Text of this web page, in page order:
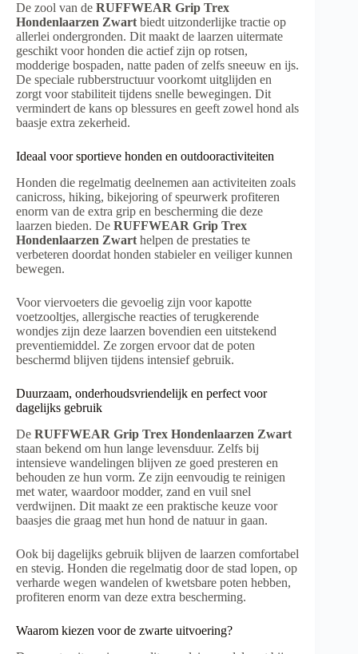
De zool van de RUFFWEAR Grip Trex
Hondenlaarzen Zwart biedt uitzonderlijke tractie op
allerlei ondergronden. Dit maakt de laarzen uitermate
geschikt voor honden die actief zijn op rotsen,
modderige bospaden, natte paden of zelfs sneeuw en ijs.
De speciale rubberstructuur voorkomt uitglijden en
zorgt voor stabiliteit tijdens snelle bewegingen. Dit
vermindert de kans op blessures en geeft zowel hond als
baasje extra zekerheid.
Ideaal voor sportieve honden en outdooractiviteiten
Honden die regelmatig deelnemen aan activiteiten zoals
canicross, hiking, bikejoring of speurwerk profiteren
enorm van de extra grip en bescherming die deze
laarzen bieden. De RUFFWEAR Grip Trex
Hondenlaarzen Zwart helpen de prestaties te
verbeteren doordat honden stabieler en veiliger kunnen
bewegen.
Voor viervoeters die gevoelig zijn voor kapotte
voetzooltjes, allergische reacties of terugkerende
wondjes zijn deze laarzen bovendien een uitstekend
preventiemiddel. Ze zorgen ervoor dat de poten
beschermd blijven tijdens intensief gebruik.
Duurzaam, onderhoudsvriendelijk en perfect voor
dagelijks gebruik
De RUFFWEAR Grip Trex Hondenlaarzen Zwart
staan bekend om hun lange levensduur. Zelfs bij
intensieve wandelingen blijven ze goed presteren en
behouden ze hun vorm. Ze zijn eenvoudig te reinigen
met water, waardoor modder, zand en vuil snel
verdwijnen. Dit maakt ze een praktische keuze voor
baasjes die graag met hun hond de natuur in gaan.
Ook bij dagelijks gebruik blijven de laarzen comfortabel
en stevig. Honden die regelmatig door de stad lopen, op
verharde wegen wandelen of kwetsbare poten hebben,
profiteren enorm van deze extra bescherming.
Waarom kiezen voor de zwarte uitvoering?